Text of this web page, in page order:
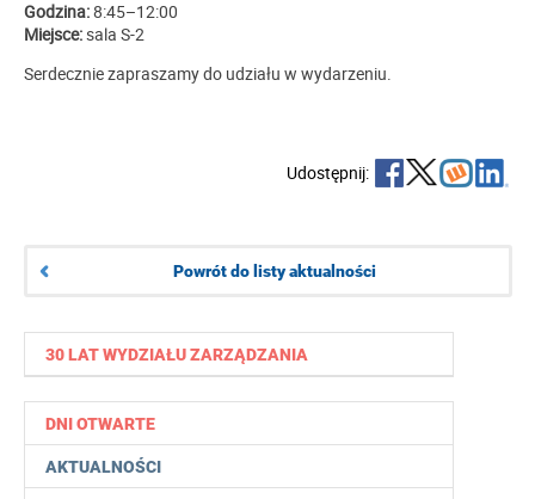
30 LAT WYDZIAŁU ZARZĄDZANIA
DNI OTWARTE
AKTUALNOŚCI
Godzina:8:45–12:00
Miejsce:sala S-2
Serdecznie zapraszamy do udziału w wydarzeniu.
Udostępnij:
Powrót do listy aktualności